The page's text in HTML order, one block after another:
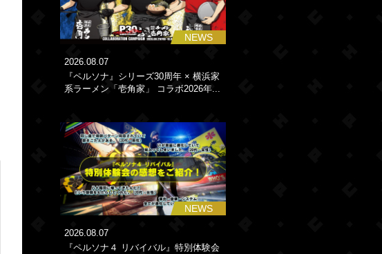
NEWS
2026.08.07
『ペルソナ』シリーズ30周年 × 横浜家
系ラーメン「壱角家」 コラボ2026年...
NEWS
2026.08.07
『ペルソナ４ リバイバル』特別体験会